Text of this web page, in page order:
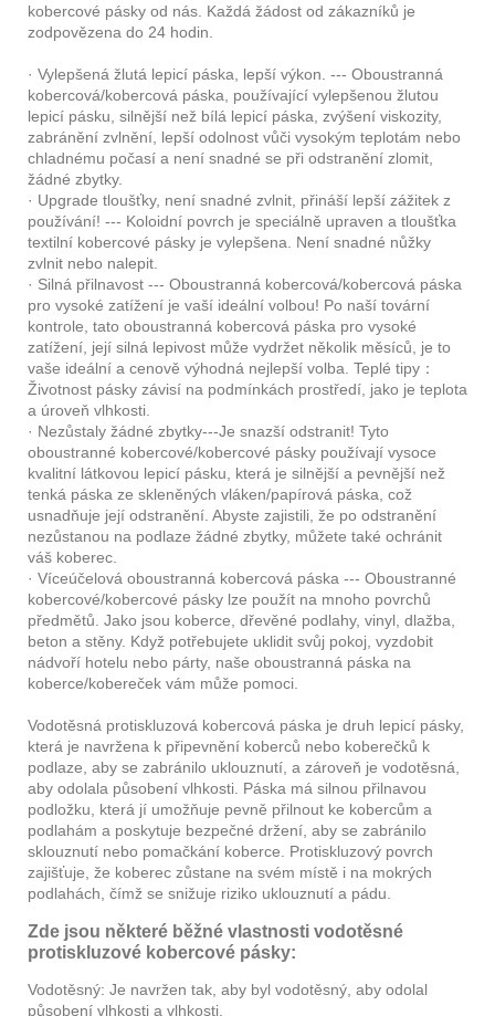
kobercové pásky od nás. Každá žádost od zákazníků je
zodpovězena do 24 hodin.
· Vylepšená žlutá lepicí páska, lepší výkon. --- Oboustranná
kobercová/kobercová páska, používající vylepšenou žlutou
lepicí pásku, silnější než bílá lepicí páska, zvýšení viskozity,
zabránění zvlnění, lepší odolnost vůči vysokým teplotám nebo
chladnému počasí a není snadné se při odstranění zlomit,
žádné zbytky.
· Upgrade tloušťky, není snadné zvlnit, přináší lepší zážitek z
používání! --- Koloidní povrch je speciálně upraven a tloušťka
textilní kobercové pásky je vylepšena. Není snadné nůžky
zvlnit nebo nalepit.
· Silná přilnavost --- Oboustranná kobercová/kobercová páska
pro vysoké zatížení je vaší ideální volbou! Po naší tovární
kontrole, tato oboustranná kobercová páska pro vysoké
zatížení, její silná lepivost může vydržet několik měsíců, je to
vaše ideální a cenově výhodná nejlepší volba. Teplé tipy：
Životnost pásky závisí na podmínkách prostředí, jako je teplota
a úroveň vlhkosti.
· Nezůstaly žádné zbytky---Je snazší odstranit! Tyto
oboustranné kobercové/kobercové pásky používají vysoce
kvalitní látkovou lepicí pásku, která je silnější a pevnější než
tenká páska ze skleněných vláken/papírová páska, což
usnadňuje její odstranění. Abyste zajistili, že po odstranění
nezůstanou na podlaze žádné zbytky, můžete také ochránit
váš koberec.
· Víceúčelová oboustranná kobercová páska --- Oboustranné
kobercové/kobercové pásky lze použít na mnoho povrchů
předmětů. Jako jsou koberce, dřevěné podlahy, vinyl, dlažba,
beton a stěny. Když potřebujete uklidit svůj pokoj, vyzdobit
nádvoří hotelu nebo párty, naše oboustranná páska na
koberce/kobereček vám může pomoci.
Vodotěsná protiskluzová kobercová páska je druh lepicí pásky,
která je navržena k připevnění koberců nebo koberečků k
podlaze, aby se zabránilo uklouznutí, a zároveň je vodotěsná,
aby odolala působení vlhkosti. Páska má silnou přilnavou
podložku, která jí umožňuje pevně přilnout ke kobercům a
podlahám a poskytuje bezpečné držení, aby se zabránilo
sklouznutí nebo pomačkání koberce. Protiskluzový povrch
zajišťuje, že koberec zůstane na svém místě i na mokrých
podlahách, čímž se snižuje riziko uklouznutí a pádu.
Zde jsou některé běžné vlastnosti vodotěsné
protiskluzové kobercové pásky:
Vodotěsný: Je navržen tak, aby byl vodotěsný, aby odolal
působení vlhkosti a vlhkosti.